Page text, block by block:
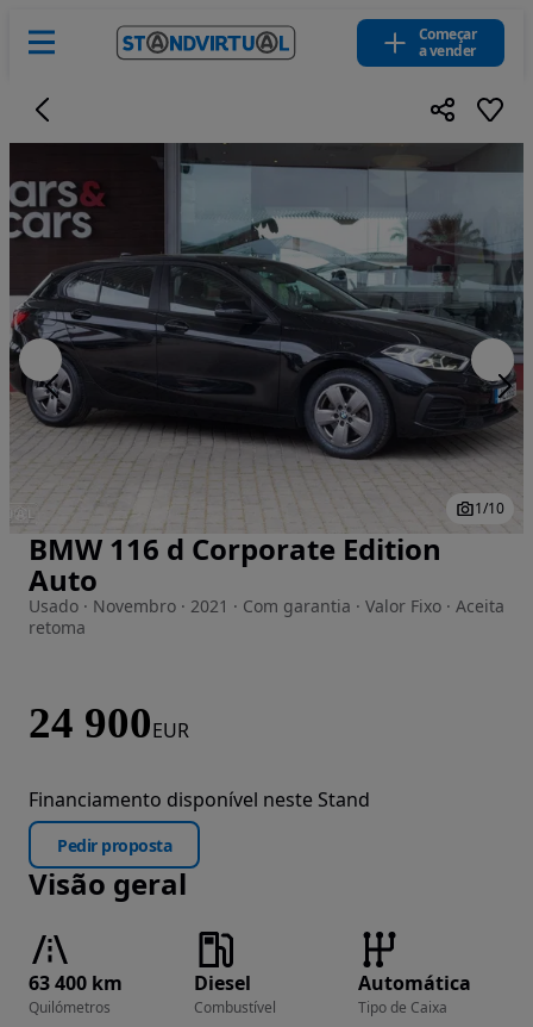
Começar
a vender
Imagem 1 de 10
1/10
BMW 116 d Corporate Edition
Auto
Usado · Novembro · 2021 · Com garantia · Valor Fixo · Aceita
retoma
24 900EUR
Financiamento disponível neste Stand
Pedir proposta
Visão geral
63 400 km
Quilómetros
Diesel
Combustível
Automática
Tipo de Caixa